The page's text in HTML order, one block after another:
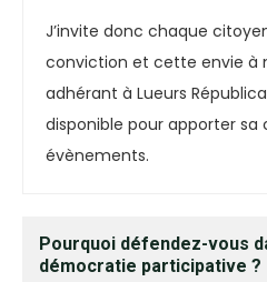
J’invite donc chaque
conviction et cette envie à
adhérant à Lueurs
disponible pour apporter sa
évènements.
Pourquoi défendez-vous
démocratie participative ?